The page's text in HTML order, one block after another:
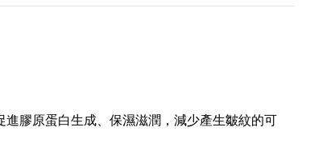
膠原蛋白生成、保濕滋潤，減少產生皺紋的可